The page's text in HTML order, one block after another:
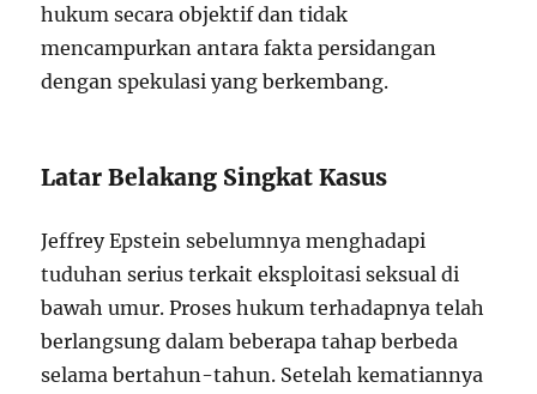
hukum secara objektif dan tidak
mencampurkan antara fakta persidangan
dengan spekulasi yang berkembang.
Latar Belakang Singkat Kasus
Jeffrey Epstein sebelumnya menghadapi
tuduhan serius terkait eksploitasi seksual di
bawah umur. Proses hukum terhadapnya telah
berlangsung dalam beberapa tahap berbeda
selama bertahun-tahun. Setelah kematiannya